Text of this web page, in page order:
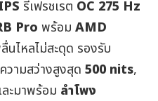
รีเฟรชเรต OC 275 Hz
Pro พร้อม AMD
นไหลไม่สะดุด รองรับ
วามสว่างสูงสุด 500 nits,
ะมาพร้อม ลำโพง